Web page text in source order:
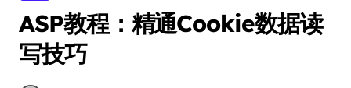
ASP教程：精通Cookie数据读
写技巧